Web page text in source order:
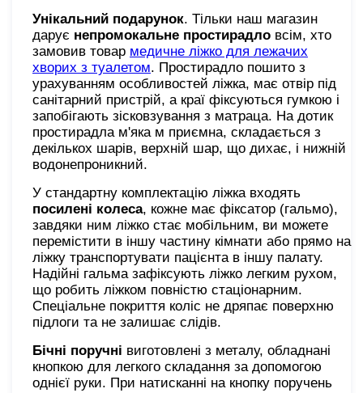
Унікальний подарунок. Тільки наш магазин
дарує непромокальне простирадло всім, хто
замовив товар медичне ліжко для лежачих
хворих з туалетом. Простирадло пошито з
урахуванням особливостей ліжка, має отвір під
санітарний пристрій, а краї фіксуються гумкою і
запобігають зісковзування з матраца. На дотик
простирадла м'яка м приємна, складається з
декількох шарів, верхній шар, що дихає, і нижній
водонепроникний.
У стандартну комплектацію ліжка входять
посилені колеса, кожне має фіксатор (гальмо),
завдяки ним ліжко стає мобільним, ви можете
перемістити в іншу частину кімнати або прямо на
ліжку транспортувати пацієнта в іншу палату.
Надійні гальма зафіксують ліжко легким рухом,
що робить ліжком повністю стаціонарним.
Спеціальне покриття коліс не дряпає поверхню
підлоги та не залишає слідів.
Бічні поручні виготовлені з металу, обладнані
кнопкою для легкого складання за допомогою
однієї руки. При натисканні на кнопку поручень